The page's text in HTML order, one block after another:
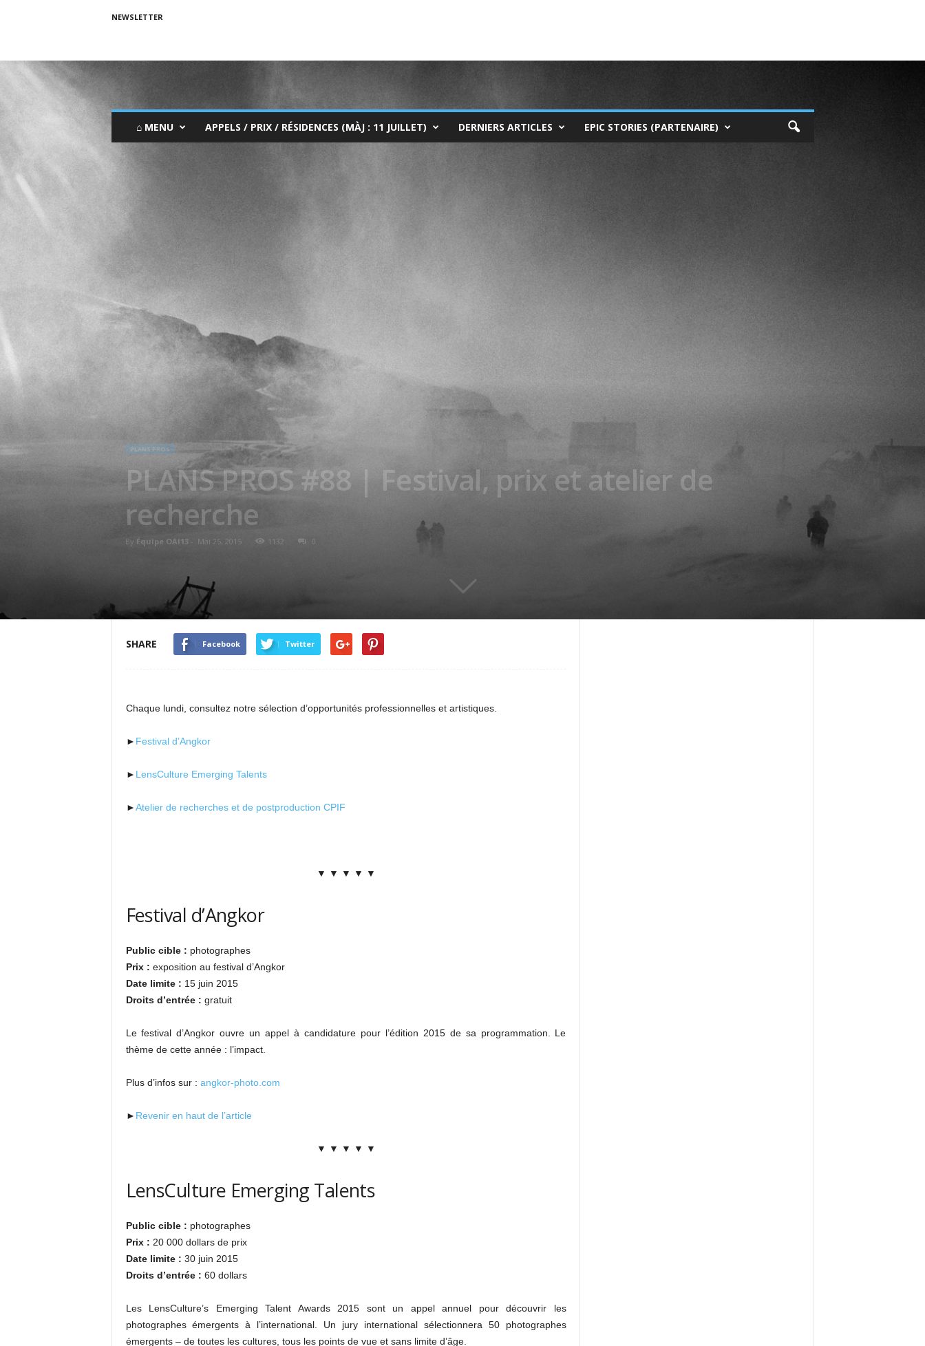
NEWSLETTER
⌂ MENU APPELS / PRIX / RÉSIDENCES (MÀJ : 11 JUILLET) DERNIERS ARTICLES EPIC STORIES (PARTENAIRE)
PLANS PROS
PLANS PROS #88 | Festival, prix et atelier de
recherche
By Équipe OAI13 - Mai 25, 2015 1132 0
SHARE Facebook Twitter
Chaque lundi, consultez notre sélection d’opportunités professionnelles et artistiques.
► Festival d’Angkor
► LensCulture Emerging Talents
►Atelier de recherches et de postproduction CPIF
▼ ▼ ▼ ▼ ▼
Festival d’Angkor
Public cible : photographes
Prix : exposition au festival d’Angkor
Date limite : 15 juin 2015
Droits d’entrée : gratuit
Le festival d’Angkor ouvre un appel à candidature pour l’édition 2015 de sa programmation. Le
thème de cette année : l’impact.
Plus d’infos sur : angkor-photo.com
► Revenir en haut de l’article
▼ ▼ ▼ ▼ ▼
LensCulture Emerging Talents
Public cible : photographes
Prix : 20 000 dollars de prix
Date limite : 30 juin 2015
Droits d’entrée : 60 dollars
Les LensCulture’s Emerging Talent Awards 2015 sont un appel annuel pour découvrir les
photographes émergents à l’international. Un jury international sélectionnera 50 photographes
émergents – de toutes les cultures, tous les points de vue et sans limite d’âge.